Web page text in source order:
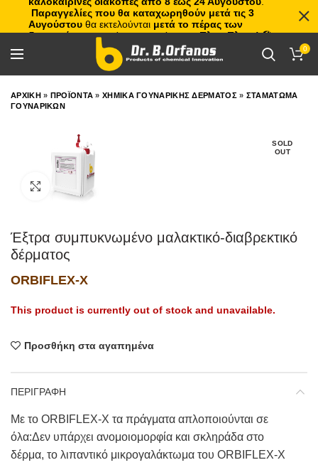
0
ΑΡΧΙΚΗ» ΠΡΟΪΟΝΤΑ »ΧΗΜΙΚΑ ΓΟΥΝΑΡΙΚΗΣ ΔΕΡΜΑΤΟΣ » ΣΤΑΜΑΤΩΜΑ
ΓΟΥΝΑΡΙΚΩΝ
SOLD
OUT
Έξτρα συμπυκνωμένο μαλακτικό-διαβρεκτικό
δέρματος
ORBIFLEX-X
This product is currently out of stock and unavailable.
Προσθήκη στα αγαπημένα
ΠΕΡΙΓΡΑΦΗ
Με το ORBIFLEX-Χ τα πράγματα απλοποιούνται σε
όλα:Δεν υπάρχει ανομοιομορφία και σκληράδα στο
δέρμα, το λιπαντικό μικρογαλάκτωμα του ORBIFLEX-Χ
Παραγγελίες που θα καταχωρηθούν μετά τις 3
Αυγούστου θα εκτελούνται μετά το πέρας των
διακοπών, με σειρά προτεραιότητας.Πλιτς Πλατς!🏖️🌊